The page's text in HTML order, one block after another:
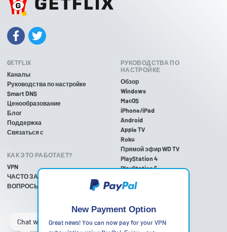
GETFLIX
Каналы
Руководства по настройке
Smart DNS
Ценообразование
Блог
Поддержка
Связаться с
КАК ЭТО РАБОТАЕТ?
VPN
ЧАСТО ЗАДАВАЕМЫЕ
ВОПРОСЫ
РУКОВОДСТВА ПО
НАСТРОЙКЕ
Обзор
Windows
MacOS
iPhone/iPad
Android
Apple TV
Roku
Прямой эфир WD TV
PlayStation 4
PlayStation 5
Xbox One
Nintendo Wii U
Nintendo Wii
New Payment Option
Great news! You can now pay for your VPN